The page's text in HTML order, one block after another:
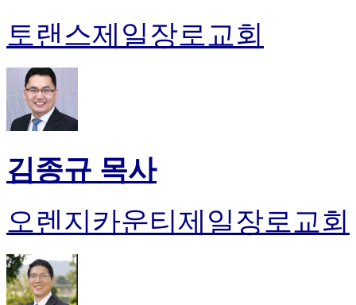
토랜스제일장로교회
김종규 목사
오렌지카운티제일장로교회